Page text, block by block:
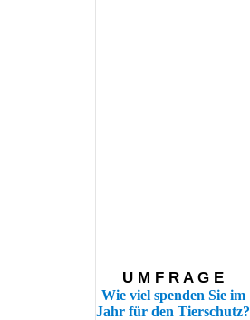
U M F R A G E
Wie viel spenden Sie im
Jahr für den Tierschutz?